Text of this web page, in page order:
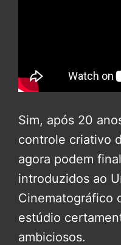
Sim, após 20
controle criativo
agora podem
introduzidos ao
Cinematográfico
estúdio
ambiciosos.